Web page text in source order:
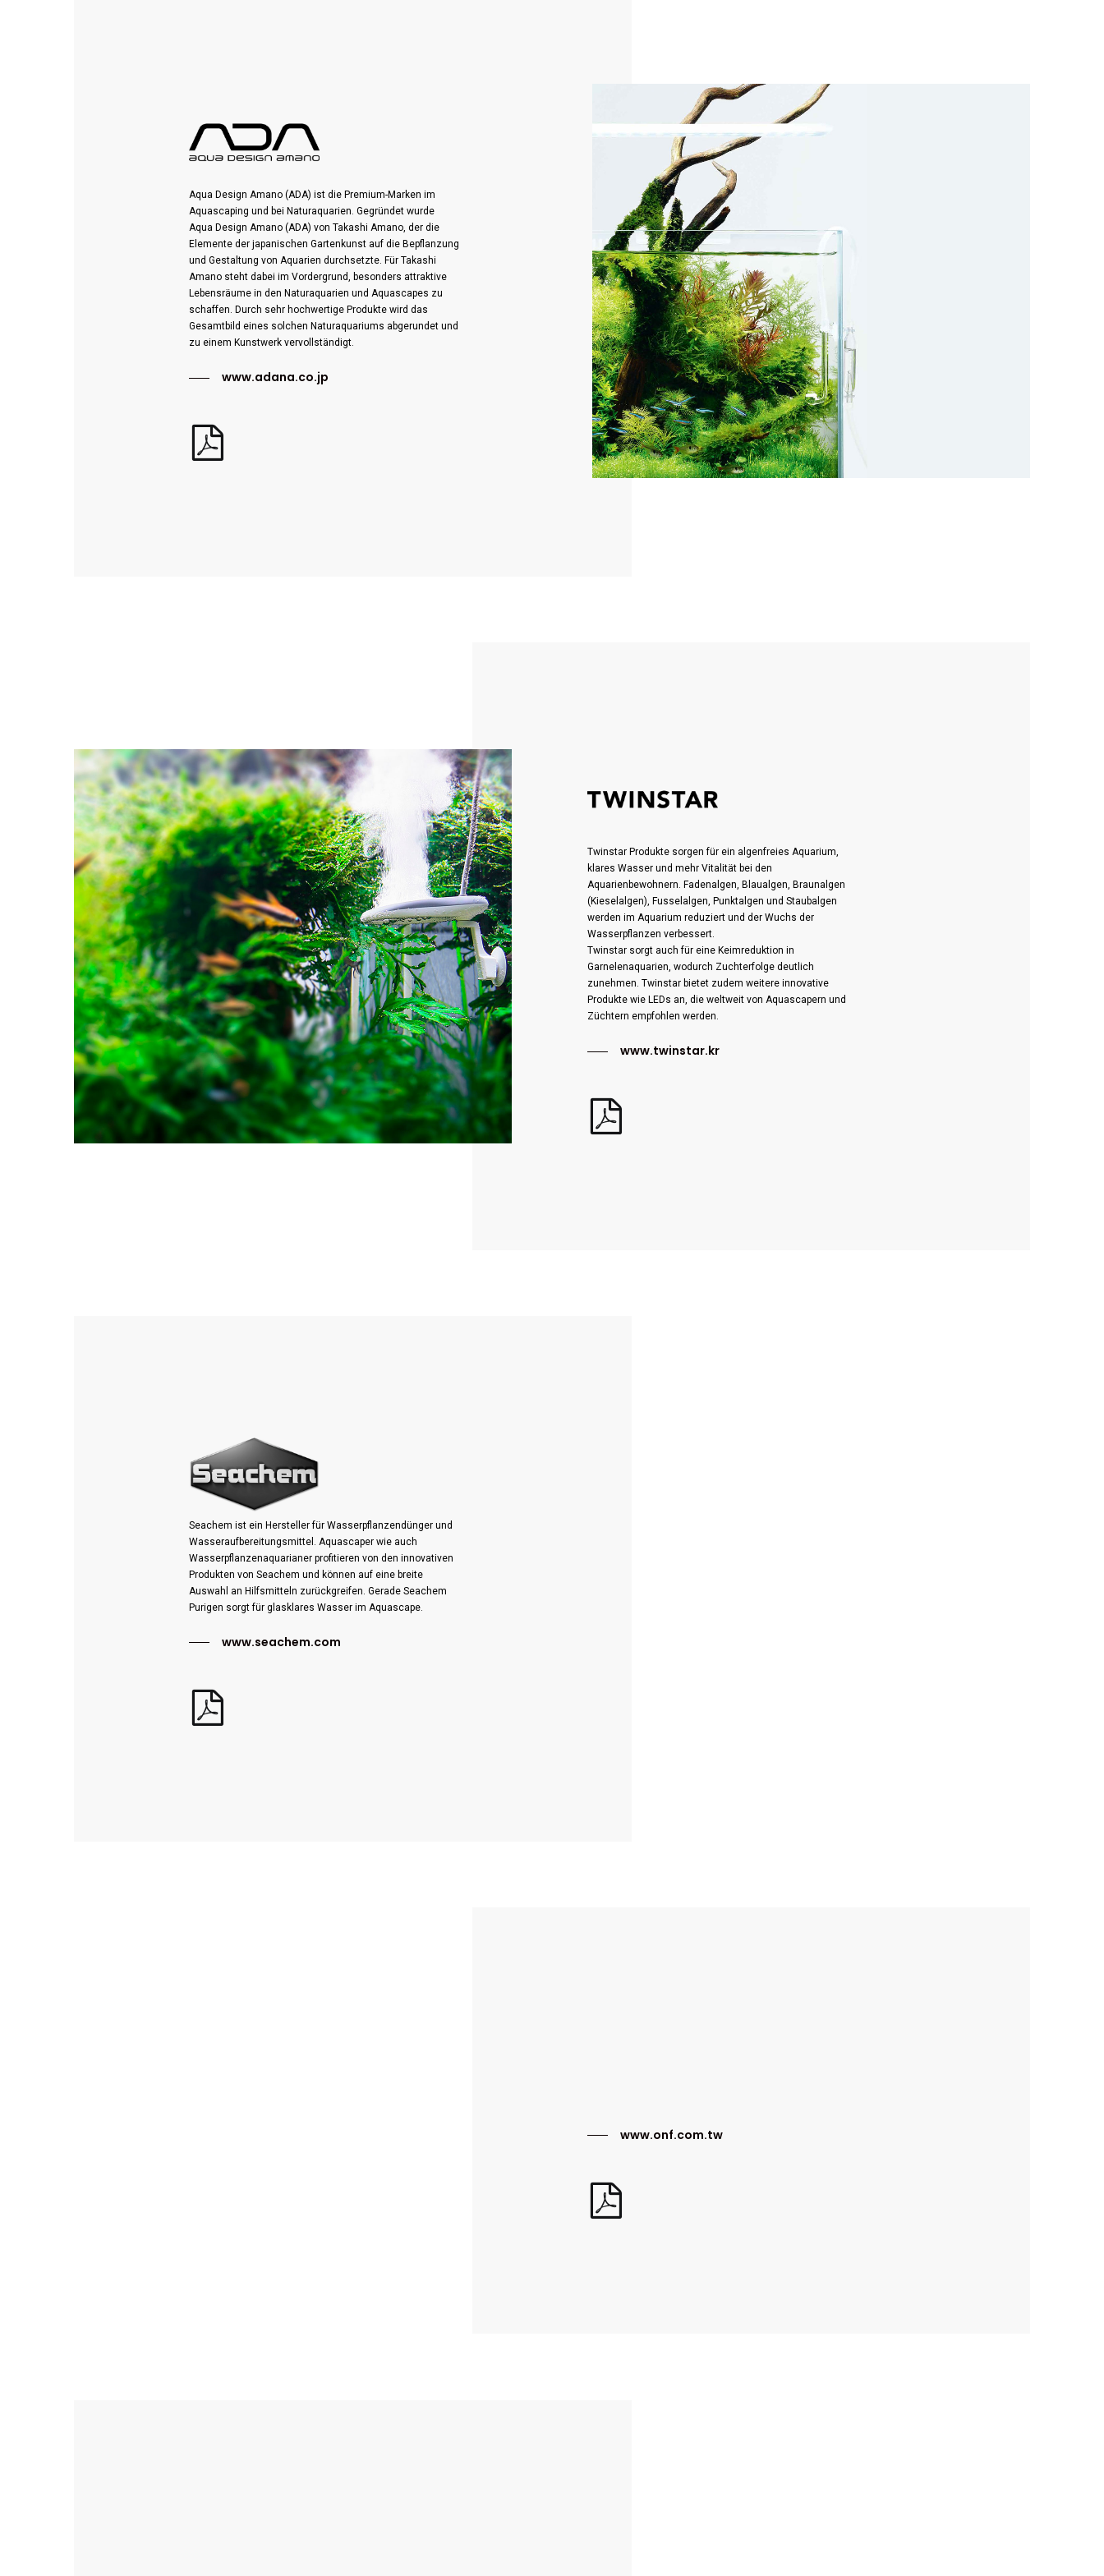
Aqua Design Amano (ADA) ist die Premium-Marken im
Aquascaping und bei Naturaquarien. Gegründet wurde
Aqua Design Amano (ADA) von Takashi Amano, der die
Elemente der japanischen Gartenkunst auf die Bepflanzung
und Gestaltung von Aquarien durchsetzte. Für Takashi
Amano steht dabei im Vordergrund, besonders attraktive
Lebensräume in den Naturaquarien und Aquascapes zu
schaffen. Durch sehr hochwertige Produkte wird das
Gesamtbild eines solchen Naturaquariums abgerundet und
zu einem Kunstwerk vervollständigt.
www.adana.co.jp
Twinstar Produkte sorgen für ein algenfreies Aquarium,
klares Wasser und mehr Vitalität bei den
Aquarienbewohnern. Fadenalgen, Blaualgen, Braunalgen
(Kieselalgen), Fusselalgen, Punktalgen und Staubalgen
werden im Aquarium reduziert und der Wuchs der
Wasserpflanzen verbessert.
Twinstar sorgt auch für eine Keimreduktion in
Garnelenaquarien, wodurch Zuchterfolge deutlich
zunehmen. Twinstar bietet zudem weitere innovative
Produkte wie LEDs an, die weltweit von Aquascapern und
Züchtern empfohlen werden.
www.twinstar.kr
Seachem ist ein Hersteller für Wasserpflanzendünger und
Wasseraufbereitungsmittel. Aquascaper wie auch
Wasserpflanzenaquarianer profitieren von den innovativen
Produkten von Seachem und können auf eine breite
Auswahl an Hilfsmitteln zurückgreifen. Gerade Seachem
Purigen sorgt für glasklares Wasser im Aquascape.
www.seachem.com
www.onf.com.tw